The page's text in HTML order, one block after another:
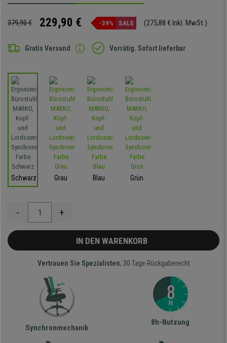
379,90 € 229,90 € -39% SALE (275,88 € Inkl. MwSt.)
Gratis Versand Vorrätig. Sofort lieferbar
Schwarz Grau Blau Grün
- +
IN DEN WARENKORB
Vertrauen Sie Spezialisten, 30 Tage Rückgaberecht
Synchronmechanik
8h-Nutzung